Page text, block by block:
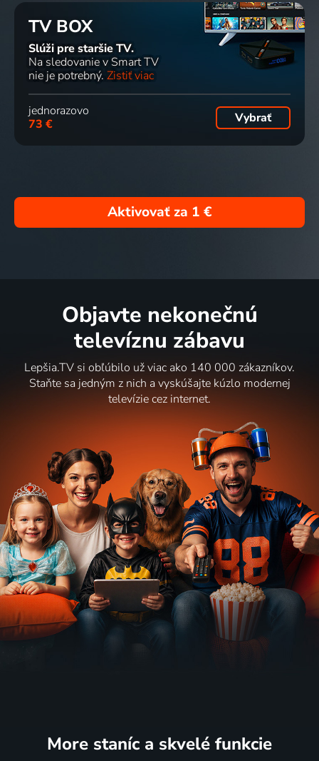
TV BOX
Slúži pre staršie TV.
Na sledovanie v Smart TV
nie je potrebný. Zistiť viac
jednorazovo
73 €
Vybrať
Aktivovať za 1 €
Objavte nekonečnú
televíznu zábavu
Lepšia.TV si obľúbilo už viac ako 140 000 zákazníkov.
Staňte sa jedným z nich a vyskúšajte kúzlo modernej
televízie cez internet.
More staníc a skvelé funkcie